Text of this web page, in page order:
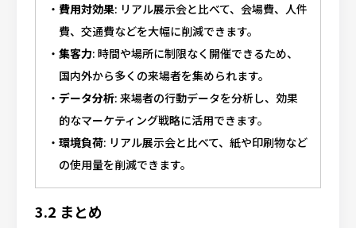
費用対効果: リアル展示会と比べて、会場費、人件
費、交通費などを大幅に削減できます。
集客力: 時間や場所に制限なく開催できるため、
国内外から多くの来場者を集められます。
データ分析: 来場者の行動データを分析し、効果
的なマーケティング戦略に活用できます。
環境負荷: リアル展示会と比べて、紙や印刷物など
の使用量を削減できます。
3.2 まとめ